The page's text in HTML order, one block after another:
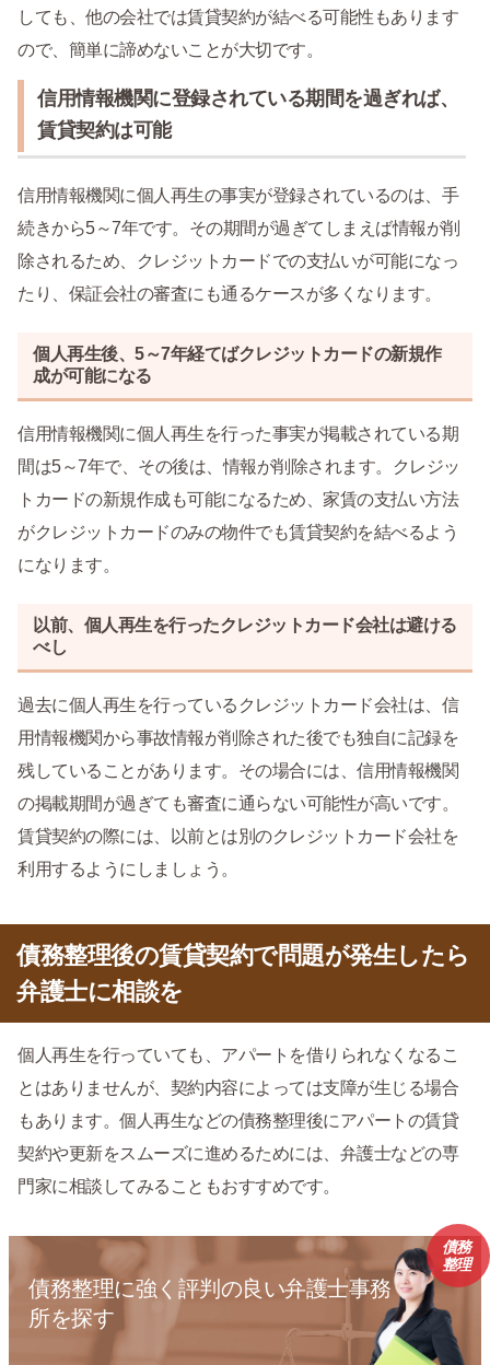
しても、他の会社では賃貸契約が結べる可能性もあります
ので、簡単に諦めないことが大切です。
信用情報機関に登録されている期間を過ぎれば、
賃貸契約は可能
信用情報機関に個人再生の事実が登録されているのは、手
続きから5～7年です。その期間が過ぎてしまえば情報が削
除されるため、クレジットカードでの支払いが可能になっ
たり、保証会社の審査にも通るケースが多くなります。
個人再生後、5～7年経てばクレジットカードの新規作
成が可能になる
信用情報機関に個人再生を行った事実が掲載されている期
間は5～7年で、その後は、情報が削除されます。クレジッ
トカードの新規作成も可能になるため、家賃の支払い方法
がクレジットカードのみの物件でも賃貸契約を結べるよう
になります。
以前、個人再生を行ったクレジットカード会社は避ける
べし
過去に個人再生を行っているクレジットカード会社は、信
用情報機関から事故情報が削除された後でも独自に記録を
残していることがあります。その場合には、信用情報機関
の掲載期間が過ぎても審査に通らない可能性が高いです。
賃貸契約の際には、以前とは別のクレジットカード会社を
利用するようにしましょう。
債務整理後の賃貸契約で問題が発生したら
弁護士に相談を
個人再生を行っていても、アパートを借りられなくなるこ
とはありませんが、契約内容によっては支障が生じる場合
もあります。個人再生などの債務整理後にアパートの賃貸
契約や更新をスムーズに進めるためには、弁護士などの専
門家に相談してみることもおすすめです。
債務整理に強く評判の良い弁護士事務
所を探す
債務
整理